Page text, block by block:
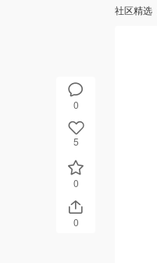
0
5
0
0
社区精选